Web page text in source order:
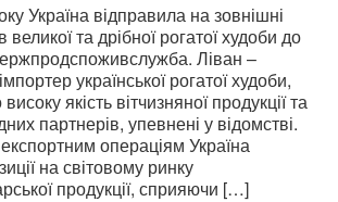
Україна відправила на зовнішні
великої та дрібної рогатої худоби до
Ліван –
української рогатої худоби,
якість вітчизняної продукції та
партнерів, упевнені у відомстві.
операціям Україна
на світовому ринку
продукції, сприяючи […]